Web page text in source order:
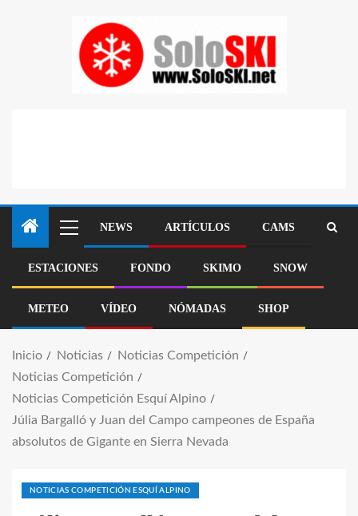
NEWS ARTÍCULOS CAMS
ESTACIONES FONDO SKIMO SNOW
METEO VÍDEO NÓMADAS SHOP
Inicio Noticias
Noticias Competición
Noticias Competición
Noticias Competición Esquí Alpino
Júlia Bargalló y Juan del Campo campeones de España
absolutos de Gigante en Sierra Nevada
NOTICIAS COMPETICIÓN ESQUÍ ALPINO